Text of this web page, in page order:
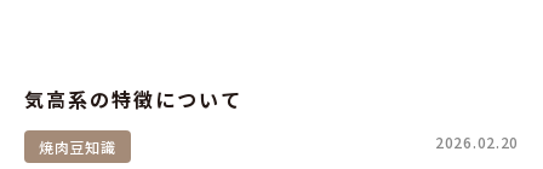
気高系の特徴について
焼肉豆知識 2026.02.20